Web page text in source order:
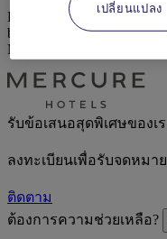
Prepare your stay with
booking your next holiday,
Mercure hotels.
รับข้อเสนอสุดพิเศษของเ
ลงทะเบียนเพื่อรับจดหมา
ติดตาม
ต้องการความช่วยเหลือ?
เปลี่ยนแปลง